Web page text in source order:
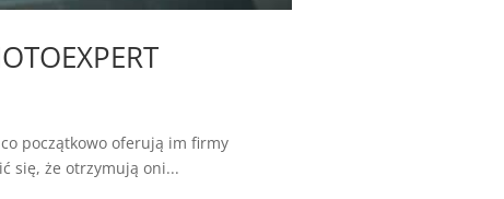
początkowo oferują im firmy
się, że otrzymują oni...